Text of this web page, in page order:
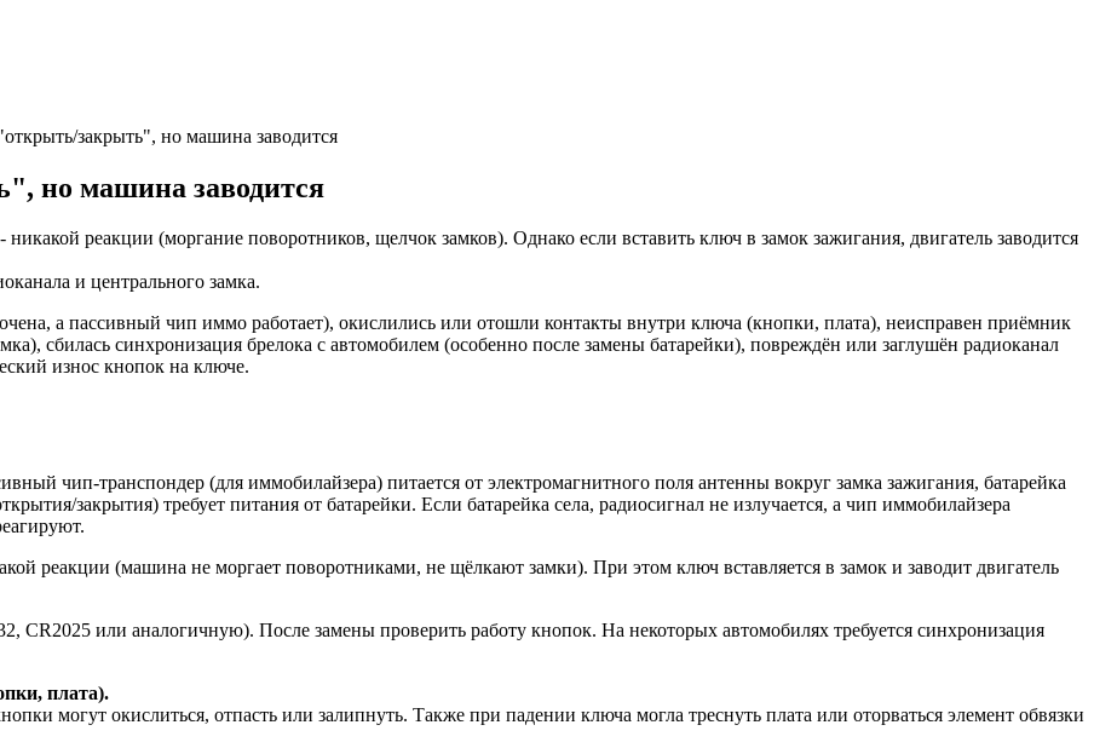
закрыть", но машина заводится
но машина заводится
реакции (моргание поворотников, щелчок замков). Однако если вставить ключ в замок зажигания, двигатель заводится
и центрального замка.
а пассивный чип иммо работает), окислились или отошли контакты внутри ключа (кнопки, плата), неисправен приёмник
сбилась синхронизация брелока с автомобилем (особенно после замены батарейки), повреждён или заглушён радиоканал
износ кнопок на ключе.
чип-транспондер (для иммобилайзера) питается от электромагнитного поля антенны вокруг замка зажигания, батарейка
закрытия) требует питания от батарейки. Если батарейка села, радиосигнал не излучается, а чип иммобилайзера
реакции (машина не моргает поворотниками, не щёлкают замки). При этом ключ вставляется в замок и заводит двигатель
CR2025 или аналогичную). После замены проверить работу кнопок. На некоторых автомобилях требуется синхронизация
плата).
могут окислиться, отпасть или залипнуть. Также при падении ключа могла треснуть плата или оторваться элемент обвязки